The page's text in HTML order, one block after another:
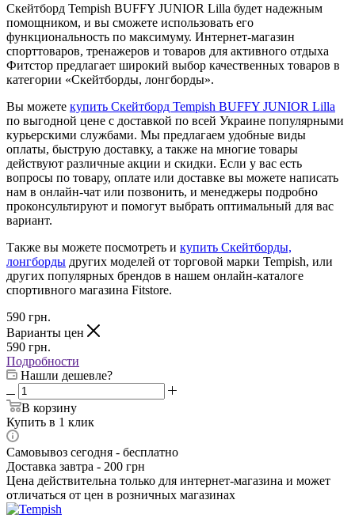
Скейтборд Tempish BUFFY JUNIOR Lilla будет надежным
помощником, и вы сможете использовать его
функциональность по максимуму. Интернет-магазин
спорттоваров, тренажеров и товаров для активного отдыха
Фитстор предлагает широкий выбор качественных товаров в
категории «Скейтборды, лонгборды».
Вы можете купить Скейтборд Tempish BUFFY JUNIOR Lilla
по выгодной цене с доставкой по всей Украине популярными
курьерскими службами. Мы предлагаем удобные виды
оплаты, быструю доставку, а также на многие товары
действуют различные акции и скидки. Если у вас есть
вопросы по товару, оплате или доставке вы можете написать
нам в онлайн-чат или позвонить, и менеджеры подробно
проконсультируют и помогут выбрать оптимальный для вас
вариант.
Также вы можете посмотреть и купить Скейтборды,
лонгборды других моделей от торговой марки Tempish, или
других популярных брендов в нашем онлайн-каталоге
спортивного магазина Fitstore.
590 грн.
Варианты цен
590 грн.
Подробности
Нашли дешевле?
В корзину
Купить в 1 клик
Самовывоз сегодня - бесплатно
Доставка завтра - 200 грн
Цена действительна только для интернет-магазина и может
отличаться от цен в розничных магазинах